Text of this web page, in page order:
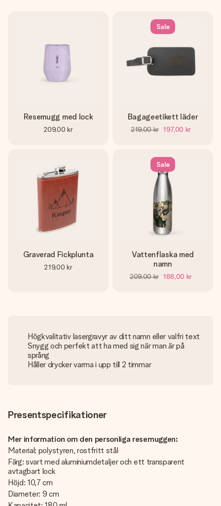
Resemugg med lock
209,00 kr
Sale
Bagageetikett läder
219,00 kr 197,00 kr
Graverad Fickplunta
219,00 kr
Sale
Vattenflaska med
namn
209,00 kr 188,00 kr
Högkvalitativ lasergravyr av ditt namn eller valfri text
Snygg och perfekt att ha med sig när man är på
språng
Håller drycker varma i upp till 2 timmar
Presentspecifikationer
Mer information om den personliga resemuggen:
Material: polystyren, rostfritt stål
Färg: svart med aluminiumdetaljer och ett transparent
avtagbart lock
Höjd: 10,7 cm
Diameter: 9 cm